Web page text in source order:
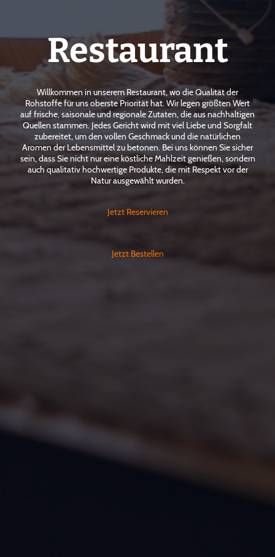
Restaurant
Willkommen in unserem Restaurant, wo die Qualität der
Rohstoffe für uns oberste Priorität hat. Wir legen größten Wert
auf frische, saisonale und regionale Zutaten, die aus nachhaltigen
Quellen stammen. Jedes Gericht wird mit viel Liebe und Sorgfalt
zubereitet, um den vollen Geschmack und die natürlichen
Aromen der Lebensmittel zu betonen. Bei uns können Sie sicher
sein, dass Sie nicht nur eine köstliche Mahlzeit genießen, sondern
auch qualitativ hochwertige Produkte, die mit Respekt vor der
Natur ausgewählt wurden.
Jetzt Reservieren
Jetzt Bestellen